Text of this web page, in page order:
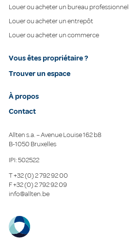
Louer ou acheter un bureau professionnel
Louer ou acheter un entrepôt
Louer ou acheter un commerce
Vous êtes propriétaire ?
Trouver un espace
À propos
Contact
Allten s.a. – Avenue Louise 162 b8
B-1050 Bruxelles
IPI: 502522
T+32 (0) 2 792 92 00
F+32 (0) 2 792 92 09
info@allten.be